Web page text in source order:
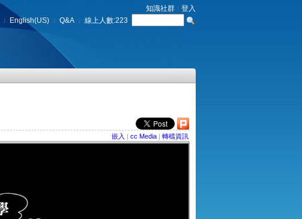
知識社群
登入
English(US) Q&A 線上人數:223
嵌入 | cc Media | 轉檔資訊